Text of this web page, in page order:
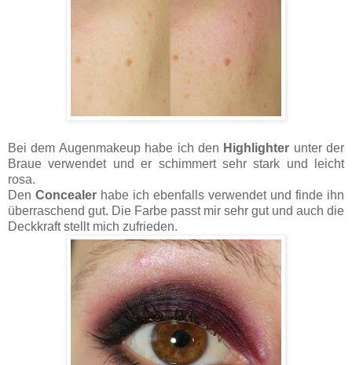
Bei dem Augenmakeup habe ich den Highlighter unter der
Braue verwendet und er schimmert sehr stark und leicht
rosa.
Den Concealer habe ich ebenfalls verwendet und finde ihn
überraschend gut. Die Farbe passt mir sehr gut und auch die
Deckkraft stellt mich zufrieden.